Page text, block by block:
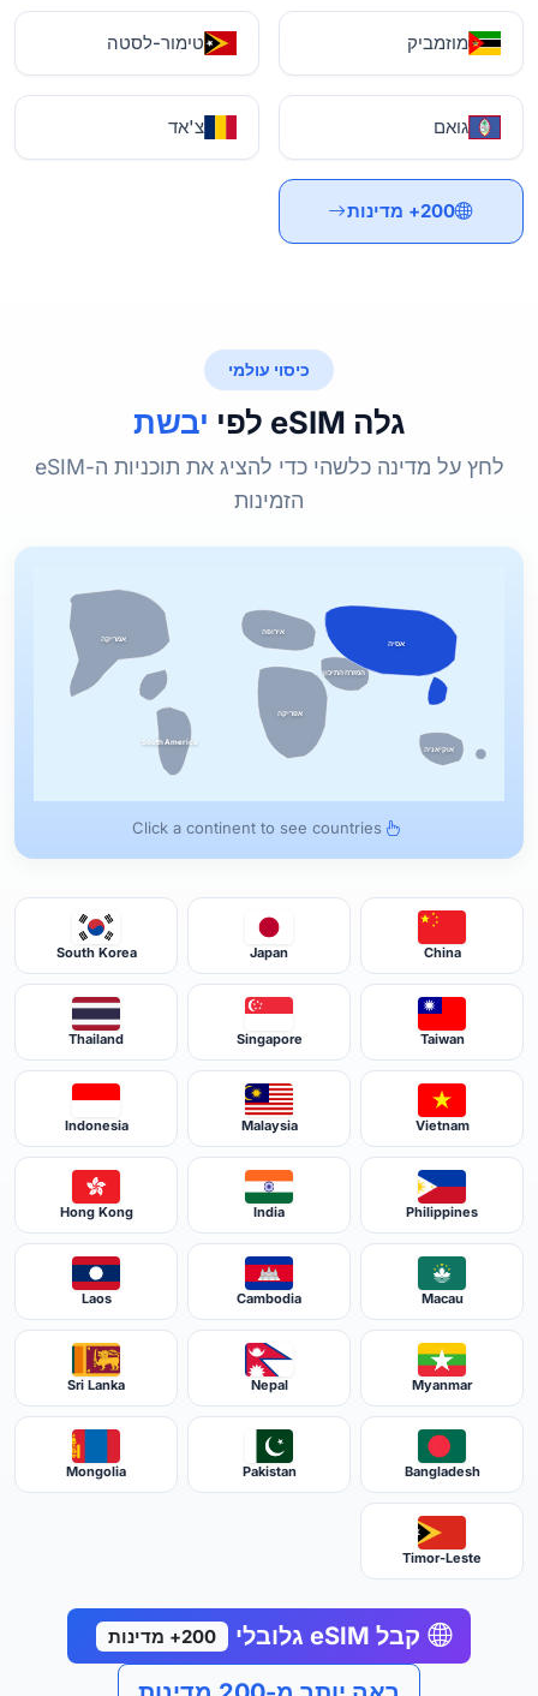
מוזמביק טימור-לסטה
גואם צ'אד
200+ מדינות
כיסוי עולמי
גלה eSIM לפי יבשת
לחץ על מדינה כלשהי כדי להציג את תוכניות ה-eSIM
הזמינות
אמריקה
South America
אירופה
אפריקה
המזרח התיכון
אסיה
אוקיאניה
China
Japan
South Korea
Taiwan
Singapore
Thailand
Vietnam
Malaysia
Indonesia
Philippines
India
Hong Kong
Macau
Cambodia
Laos
Myanmar
Nepal
Sri Lanka
Bangladesh
Pakistan
Mongolia
Timor-Leste
קבל eSIM גלובלי 200+ מדינות